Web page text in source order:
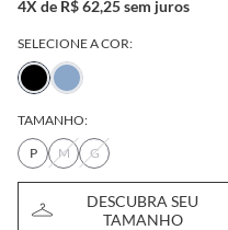
4X de R$ 62,25 sem juros
SELECIONE A COR:
TAMANHO:
P
M G
DESCUBRA SEU
TAMANHO